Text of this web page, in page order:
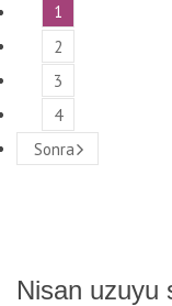
1
2
3
4
Sonra
Nisan uzuyu